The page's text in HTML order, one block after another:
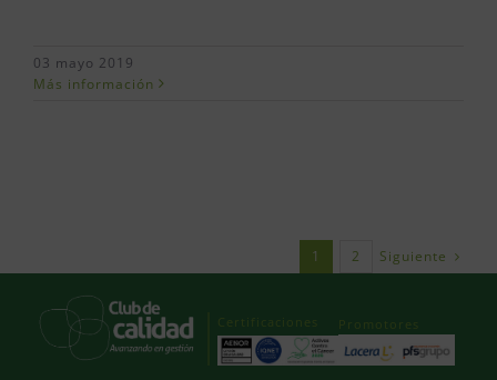
03 mayo 2019
Más información
1 2 Siguiente
Certificaciones Promotores